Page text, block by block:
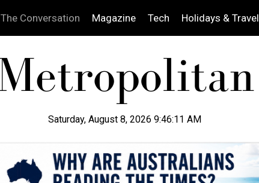
The Conversation Magazine Tech Holidays & Travel
Saturday, August 8, 2026 9:46:12 AM